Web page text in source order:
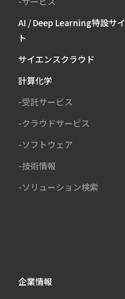
AI / Deep Learning特設サイ
ト
サイエンスクラウド
計算化学
-受託サービス
-クラウドサービス
-ソフトウェア
-技術情報
-ソリューション検索
企業情報